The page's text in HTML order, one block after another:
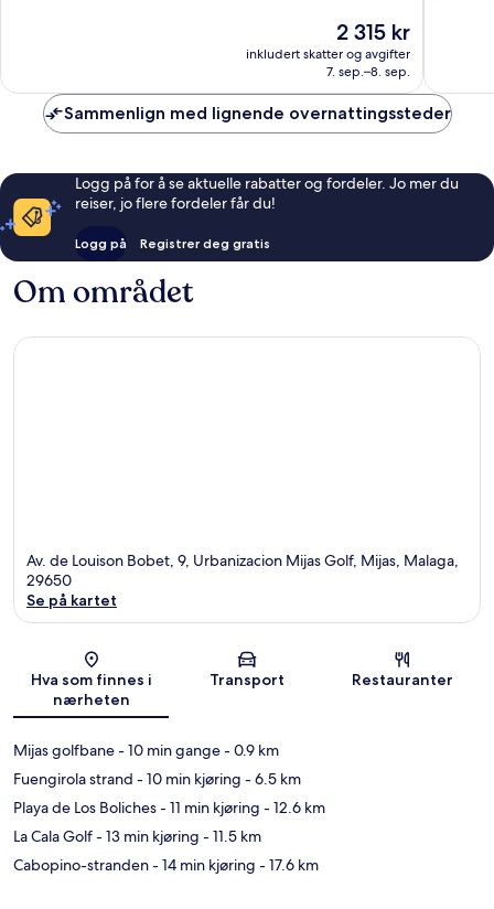
Prisen
er
2 315 kr
2 315 kr
inkludert skatter og avgifter
7. sep.–8. sep.
Sammenlign med lignende overnattingssteder
Logg på for å se aktuelle rabatter og fordeler. Jo mer du
reiser, jo flere fordeler får du!
Logg på Registrer deg gratis
Om området
Av. de Louison Bobet, 9, Urbanizacion Mijas Golf, Mijas, Malaga,
29650
Se på kartet
Hva som finnes i
nærheten
Transport Restauranter
Mijas golfbane- 10 min gange- 0.9 km
Fuengirola strand - 10 min kjøring - 6.5 km
Playa de Los Boliches- 11 min kjøring - 12.6 km
La Cala Golf- 13 min kjøring - 11.5 km
Cabopino-stranden- 14 min kjøring - 17.6 km